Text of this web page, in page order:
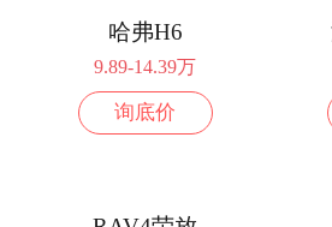
哈弗H6
9.89-14.39万
询底价